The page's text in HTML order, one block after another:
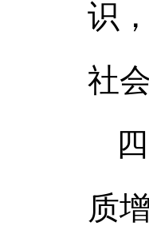
识
社
质